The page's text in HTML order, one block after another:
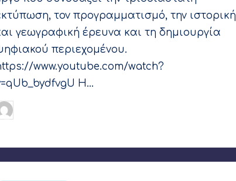
τον προγραμματισμό, την ιστορική
γεωγραφική έρευνα και τη δημιουργία
περιεχομένου.
www.youtube.com/watch?
Η…
Ετικέτες: